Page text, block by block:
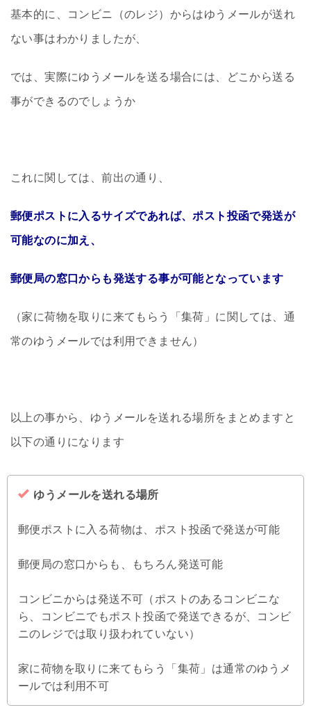
基本的に、コンビニ（のレジ）からはゆうメールが送れ
ない事はわかりましたが、
では、実際にゆうメールを送る場合には、どこから送る
事ができるのでしょうか
これに関しては、前出の通り、
郵便ポストに入るサイズであれば、ポスト投函で発送が
可能なのに加え、
郵便局の窓口からも発送する事が可能となっています
（家に荷物を取りに来てもらう「集荷」に関しては、通
常のゆうメールでは利用できません）
以上の事から、ゆうメールを送れる場所をまとめますと
以下の通りになります
ゆうメールを送れる場所
郵便ポストに入る荷物は、ポスト投函で発送が可能
郵便局の窓口からも、もちろん発送可能
コンビニからは発送不可（ポストのあるコンビニな
ら、コンビニでもポスト投函で発送できるが、コンビ
ニのレジでは取り扱われていない）
家に荷物を取りに来てもらう「集荷」は通常のゆうメ
ールでは利用不可